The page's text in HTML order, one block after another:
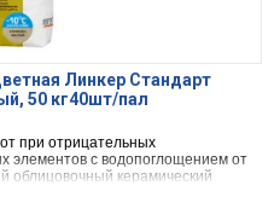
Линкер Стандарт
50 кг40шт/пал
при отрицательных
элементов с водопоглощением от
облицовочный керамический